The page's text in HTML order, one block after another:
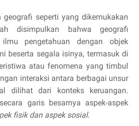
geografi seperti yang dikemukakan
disimpulkan bahwa geografi
pengetahuan dengan objek
beserta segala isinya, termasuk di
atau fenomena yang timbul
interaksi antara berbagai unsur
dilihat dari konteks keruangan.
garis besarnya aspek-aspek
fisik dan aspek sosial.